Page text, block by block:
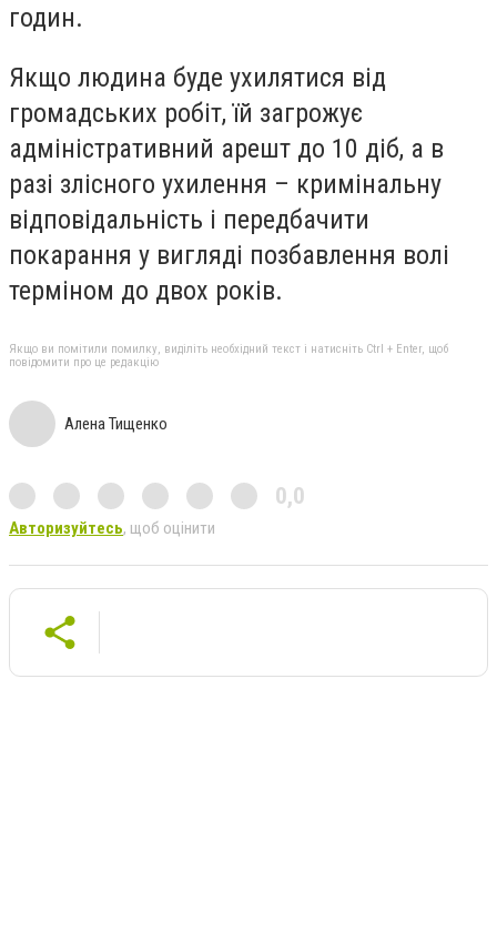
годин.
Якщо людина буде ухилятися від
громадських робіт, їй загрожує
адміністративний арешт до 10 діб, а в
разі злісного ухилення – кримінальну
відповідальність і передбачити
покарання у вигляді позбавлення волі
терміном до двох років.
Якщо ви помітили помилку, виділіть необхідний текст і натисніть Ctrl + Enter, щоб
повідомити про це редакцію
Алена Тищенко
0,0
Авторизуйтесь, щоб оцінити